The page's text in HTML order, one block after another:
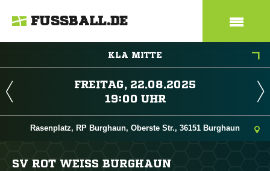
FUSSBALL.DE
KLA MITTE
 
 
Rasenplatz, RP Burghaun, Oberste Str., 36151 Burghaun
SV ROT WEISS BURGHAUN